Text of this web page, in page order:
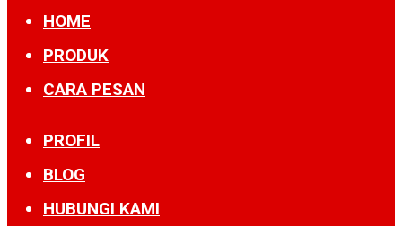
HOME
PRODUK
CARA PESAN
PROFIL
BLOG
HUBUNGI KAMI